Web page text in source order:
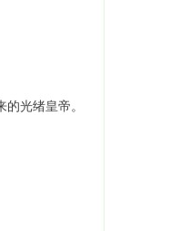
光绪皇帝。